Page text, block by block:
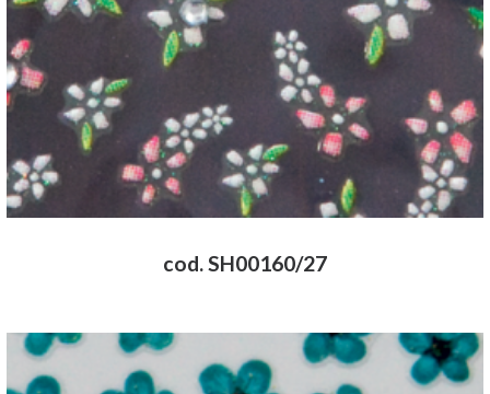
cod. SH00160/27